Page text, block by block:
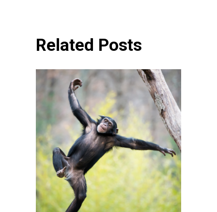
Related Posts